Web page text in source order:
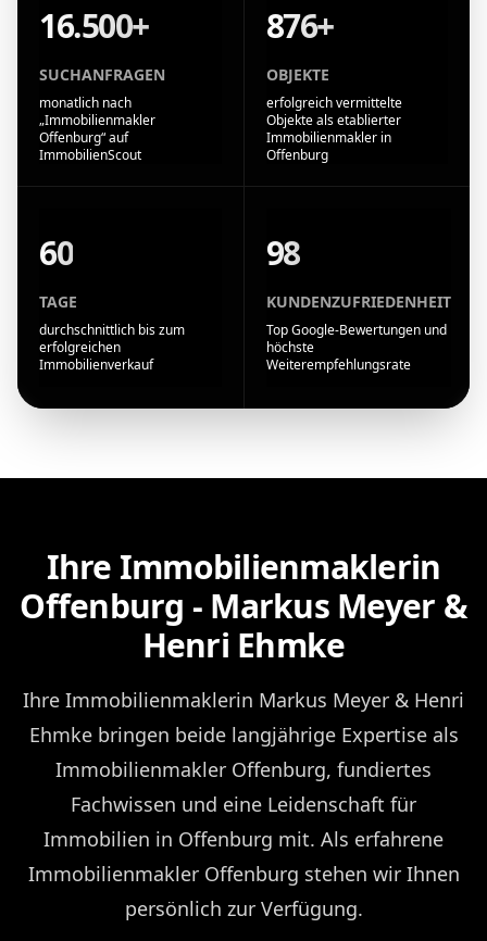
16.500+
SUCHANFRAGEN
monatlich nach
„Immobilienmakler
Offenburg“ auf
ImmobilienScout
876+
OBJEKTE
erfolgreich vermittelte
Objekte als etablierter
Immobilienmakler in
Offenburg
60
TAGE
durchschnittlich bis zum
erfolgreichen
Immobilienverkauf
98
KUNDENZUFRIEDENHEIT
Top Google-Bewertungen und
höchste
Weiterempfehlungsrate
Ihre Immobilienmaklerin
Offenburg - Markus Meyer &
Henri Ehmke
Ihre Immobilienmaklerin Markus Meyer & Henri
Ehmke bringen beide langjährige Expertise als
Immobilienmakler Offenburg, fundiertes
Fachwissen und eine Leidenschaft für
Immobilien in Offenburg mit. Als erfahrene
Immobilienmakler Offenburg stehen wir Ihnen
persönlich zur Verfügung.